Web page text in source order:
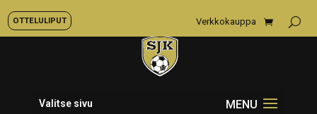
OTTELULIPUT Verkkokauppa
Valitse sivu